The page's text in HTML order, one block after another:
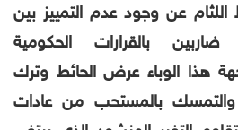
عن وجود عدم التمييز بين
ضاربين بالقرارات الحكومية
هذا الوباء عرض الحائط وترك
والتمسك بالمستحب من عادات